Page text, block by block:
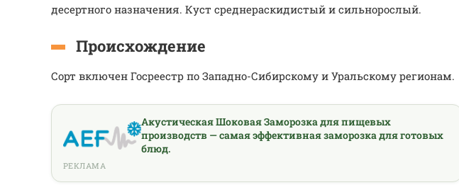
десертного назначения. Куст среднераскидистый и сильнорослый.
Происхождение
Сорт включен Госреестр по Западно-Сибирскому и Уральскому регионам.
Акустическая Шоковая Заморозка для пищевых
производств — самая эффективная заморозка для готовых
блюд.
РЕКЛАМА